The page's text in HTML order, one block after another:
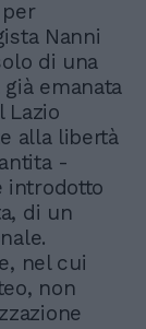
Nanni
di una
emanata
Lazio
alla libertà
-
introdotto
di un
nel cui
non